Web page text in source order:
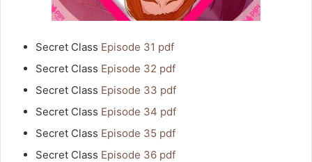
Secret Class Episode 31 pdf
Secret Class Episode 32 pdf
Secret Class Episode 33 pdf
Secret Class Episode 34 pdf
Secret Class Episode 35 pdf
Secret Class Episode 36 pdf